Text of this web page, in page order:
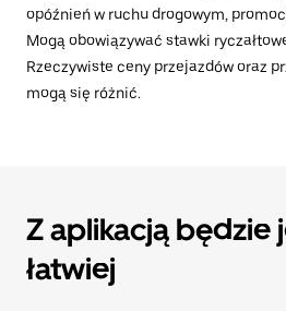
opóźnień w ruchu drogowym,
Mogą obowiązywać stawki
Rzeczywiste ceny przejazdów oraz
mogą się różnić.
Z aplikacją będzie
łatwiej